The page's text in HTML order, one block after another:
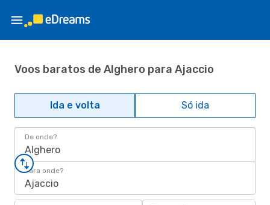
Voos baratos de Alghero para Ajaccio
Ida e volta Só ida
De onde?
Alghero
Para onde?
Ajaccio